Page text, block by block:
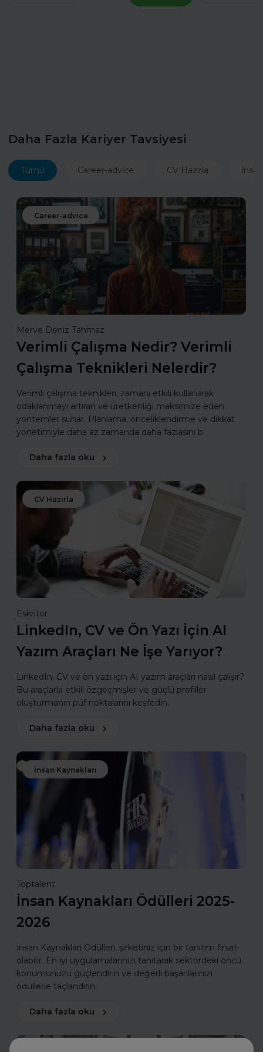
Daha Fazla Kariyer Tavsiyesi
Tümü Career-advice CV Hazırla
Career-advice
Merve Deniz Tahmaz
Verimli Çalışma Nedir? Verimli
Çalışma Teknikleri Nelerdir?
Verimli çalışma teknikleri, zamanı etkili kullanarak
odaklanmayı artıran ve üretkenliği maksimize eden
yöntemler sunar. Planlama, önceliklendirme ve dikkat
yönetimiyle daha az zamanda daha fazlasını b
Daha fazla oku
CV Hazırla
Eskritor
LinkedIn, CV ve Ön Yazı İçin AI
Yazım Araçları Ne İşe Yarıyor?
LinkedIn, CV ve ön yazı için AI yazım araçları nasıl çalışır?
Bu araçlarla etkili özgeçmişler ve güçlü profiller
oluşturmanın püf noktalarını keşfedin.
Daha fazla oku
İnsan Kaynakları
Toptalent
İnsan Kaynakları Ödülleri 2025-
2026
İnsan Kaynakları Ödülleri, şirketiniz için bir tanıtım fırsatı
olabilir. En iyi uygulamalarınızı tanıtarak sektördeki öncü
konumunuzu güçlendirin ve değerli başarılarınızı
ödüllerle taçlandırın.
Daha fazla oku